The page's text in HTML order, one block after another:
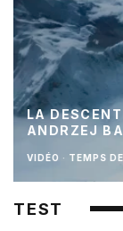
LA
ANDRZEJ
VIDÉO · TEMPS
TEST